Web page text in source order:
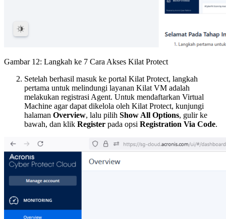
Gambar 12: Langkah ke 7 Cara Akses Kilat Protect
Setelah berhasil masuk ke portal Kilat Protect, langkah
pertama untuk melindungi layanan Kilat VM adalah
melakukan registrasi Agent. Untuk mendaftarkan Virtual
Machine agar dapat dikelola oleh Kilat Protect, kunjungi
halaman Overview, lalu pilih Show All Options, gulir ke
bawah, dan klik Register pada opsi Registration Via Code.